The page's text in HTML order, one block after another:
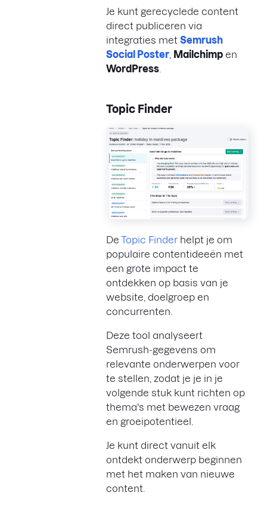
Je kunt gerecyclede content
direct publiceren via
integraties met Semrush
Social Poster Mailchimp en
WordPress
Topic Finder
De Topic Finder helpt je om
populaire contentideeën met
een grote impact te
ontdekken op basis van je
website, doelgroep en
concurrenten.
Deze tool analyseert
Semrush-gegevens om
relevante onderwerpen voor
te stellen, zodat je je in je
volgende stuk kunt richten op
thema's met bewezen vraag
en groeipotentieel.
Je kunt direct vanuit elk
ontdekt onderwerp beginnen
met het maken van nieuwe
content.